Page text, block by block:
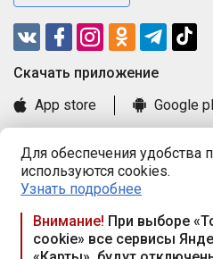
Для обеспечения удобства
используются cookies.
Узнать подробнее
Внимание! При выборе
cookie» все сервисы
Cкачать приложение
App store
Google
Книга замечаний и предложений
Правила и документы
Praca.by © 2000—2026, ООО
Республика Беларусь, 220114, г.
117а, пом. № 9.